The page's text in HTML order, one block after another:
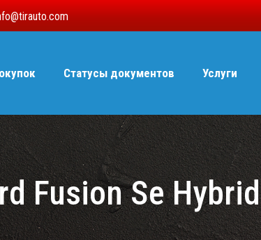
Статусы документов Услуги
Fusion Se Hybrid